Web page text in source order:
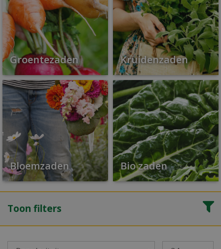
Groentezaden Kruidenzaden
Bloemzaden Bio zaden
Toon filters